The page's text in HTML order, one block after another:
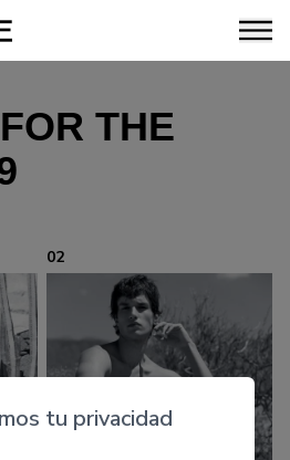
THE
02
tu privacidad